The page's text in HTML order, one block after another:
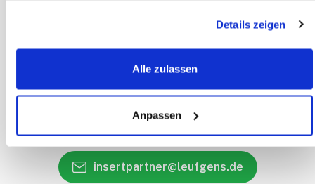
Details zeigen
Alle zulassen
Anpassen
Callback Service
Heeft u een vraag?
insertpartner@leufgens.de